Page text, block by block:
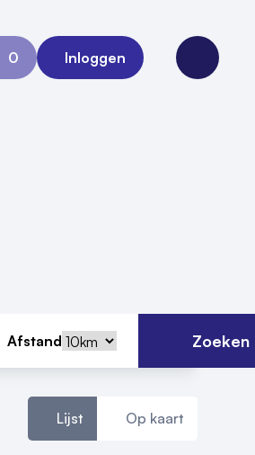
0
Aanvraag 0
Inloggen
Open
Afstand Zoeken
Lijst Op kaart